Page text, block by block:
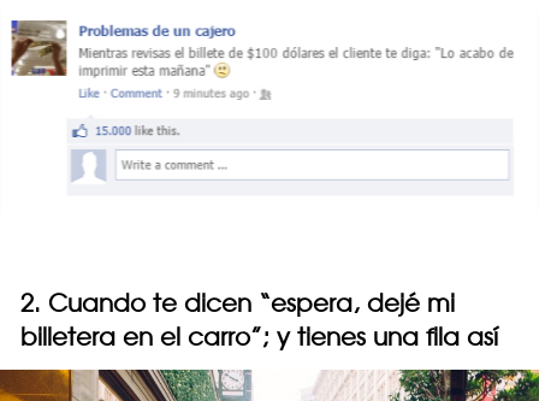
2. Cuando te dicen “espera, dejé mi
billetera en el carro”; y tienes una fila así